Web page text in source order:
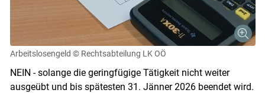
Arbeitslosengeld © Rechtsabteilung LK OÖ
NEIN - solange die geringfügige Tätigkeit nicht weiter
ausgeübt und bis spätesten 31. Jänner 2026 beendet wird.